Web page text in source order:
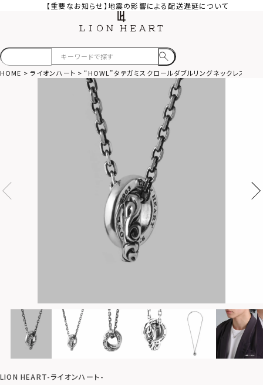
【重要なお知らせ】地震の影響による配送遅延について
HOME ライオンハート “HOWL”タテガミスクロールダブルリングネックレス/シ
LION HEART-ライオンハート-